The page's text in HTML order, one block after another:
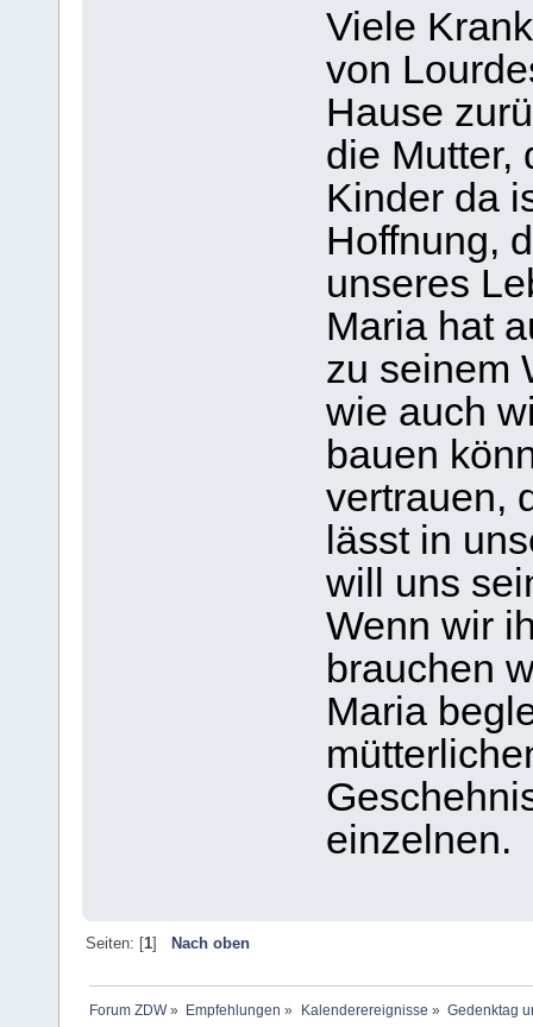
Viele
von
Hause
die Mutter,
Kinder da
Hoffnung,
unseres
Maria hat
zu seinem
wie auch
bauen
vertrauen,
lässt in
will uns
Wenn wir
brauchen
Maria
einzelnen.
Seiten: [1] Nach oben
Forum ZDW» Empfehlungen » Kalenderereignisse » Gedenktag